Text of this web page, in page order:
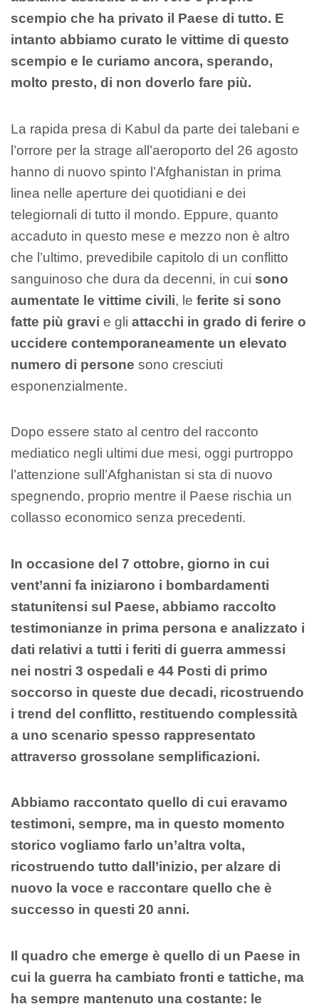
scempio che ha privato il Paese di tutto. E
intanto abbiamo curato le vittime di questo
scempio e le curiamo ancora, sperando,
molto presto, di non doverlo fare più.
La rapida presa di Kabul da parte dei talebani e
l’orrore per la strage all’aeroporto del 26 agosto
hanno di nuovo spinto l’Afghanistan in prima
linea nelle aperture dei quotidiani e dei
telegiornali di tutto il mondo. Eppure, quanto
accaduto in questo mese e mezzo non è altro
che l’ultimo, prevedibile capitolo di un conflitto
sanguinoso che dura da decenni, in cui sono
aumentate le vittime civili, le ferite si sono
fatte più gravi e gli attacchi in grado di ferire o
uccidere contemporaneamente un elevato
numero di persone sono cresciuti
esponenzialmente.
Dopo essere stato al centro del racconto
mediatico negli ultimi due mesi, oggi purtroppo
l’attenzione sull’Afghanistan si sta di nuovo
spegnendo, proprio mentre il Paese rischia un
collasso economico senza precedenti.
In occasione del 7 ottobre, giorno in cui
vent’anni fa iniziarono i bombardamenti
statunitensi sul Paese, abbiamo raccolto
testimonianze in prima persona e analizzato i
dati relativi a tutti i feriti di guerra ammessi
nei nostri 3 ospedali e 44 Posti di primo
soccorso in queste due decadi, ricostruendo
i trend del conflitto, restituendo complessità
a uno scenario spesso rappresentato
attraverso grossolane semplificazioni.
Abbiamo raccontato quello di cui eravamo
testimoni, sempre, ma in questo momento
storico vogliamo farlo un’altra volta,
ricostruendo tutto dall’inizio, per alzare di
nuovo la voce e raccontare quello che è
successo in questi 20 anni.
Il quadro che emerge è quello di un Paese in
cui la guerra ha cambiato fronti e tattiche, ma
ha sempre mantenuto una costante: le